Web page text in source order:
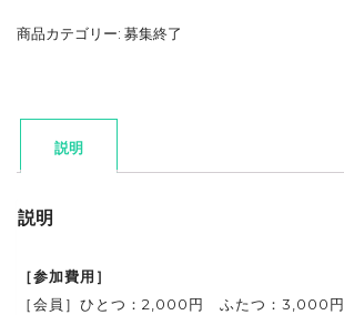
商品カテゴリー: 募集終了
説明
説明
［参加費用］
［会員］ひとつ：2,000円 ふたつ：3,000円